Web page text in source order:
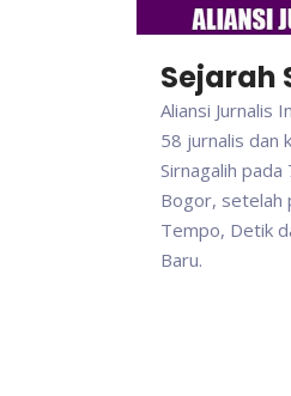
Sejarah
Aliansi Jurnalis
58 jurnalis dan
Sirnagalih
Bogor, setelah
Tempo, Detik
Baru.